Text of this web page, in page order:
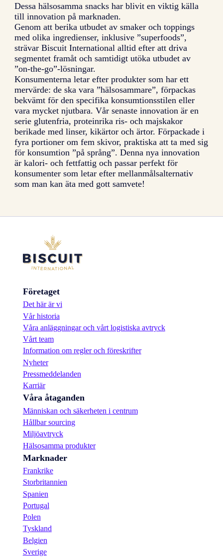
Dessa hälsosamma snacks har blivit en viktig källa
till innovation på marknaden.
Genom att berika utbudet av smaker och toppings
med olika ingredienser, inklusive ”superfoods”,
strävar Biscuit International alltid efter att driva
segmentet framåt och samtidigt utöka utbudet av
”on-the-go”-lösningar.
Konsumenterna letar efter produkter som har ett
mervärde: de ska vara ”hälsosammare”, förpackas
bekvämt för den specifika konsumtionsstilen eller
vara mycket njutbara. Vår senaste innovation är en
serie glutenfria, proteinrika ris- och majskakor
berikade med linser, kikärtor och ärtor. Förpackade i
fyra portioner om fem skivor, praktiska att ta med sig
för konsumtion ”på språng”. Denna nya innovation
är kalori- och fettfattig och passar perfekt för
konsumenter som letar efter mellanmålsalternativ
som man kan äta med gott samvete!
Företaget
Det här är vi
Vår historia
Våra anläggningar och vårt logistiska avtryck
Vårt team
Information om regler och föreskrifter
Nyheter
Pressmeddelanden
Karriär
Våra åtaganden
Människan och säkerheten i centrum
Hållbar sourcing
Miljöavtryck
Hälsosamma produkter
Marknader
Frankrike
Storbritannien
Spanien
Portugal
Polen
Tyskland
Belgien
Sverige